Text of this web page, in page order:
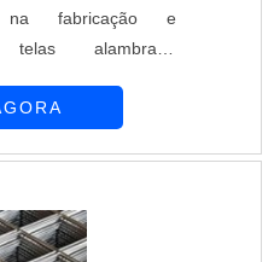
na fabricação e
alambrado
telas alambrado
e industriais. A